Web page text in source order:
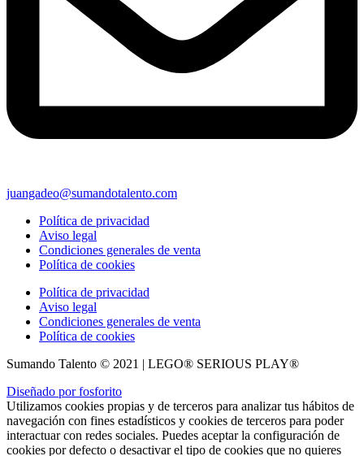
juangadeo@sumandotalento.com
Política de privacidad
Aviso legal
Condiciones generales de venta
Política de cookies
Política de privacidad
Aviso legal
Condiciones generales de venta
Política de cookies
Sumando Talento © 2021 | LEGO® SERIOUS PLAY®
Diseñado por fosforito
Utilizamos cookies propias y de terceros para analizar tus hábitos de
navegación con fines estadísticos y cookies de terceros para poder
interactuar con redes sociales. Puedes aceptar la configuración de
cookies por defecto o desactivar el tipo de cookies que no quieres